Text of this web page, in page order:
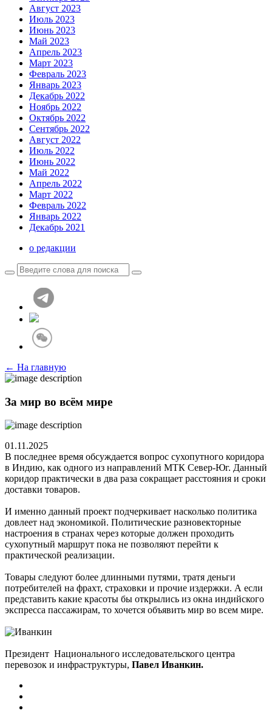
Август 2023
Июль 2023
Июнь 2023
Май 2023
Апрель 2023
Март 2023
Февраль 2023
Январь 2023
Декабрь 2022
Ноябрь 2022
Октябрь 2022
Сентябрь 2022
Август 2022
Июль 2022
Июнь 2022
Май 2022
Апрель 2022
Март 2022
Февраль 2022
Январь 2022
Декабрь 2021
о редакции
← На главную
За мир во всём мире
01.11.2025
В последнее время обсуждается вопрос сухопутного коридора
в Индию, как одного из направлений МТК Север-Юг. Данный
коридор практически в два раза сокращает расстояния и сроки
доставки товаров.
И именно данный проект подчеркивает насколько политика
довлеет над экономикой. Политические разновекторные
настроения в странах через которые должен проходить
сухопутный маршрут пока не позволяют перейти к
практической реализации.
Товары следуют более длинными путями, тратя деньги
потребителей на фрахт, страховки и прочие издержки. А если
представить какие красоты бы открылись из окна индийского
экспресса пассажирам, то хочется объявить мир во всем мире.
Президент Национального исследовательского центра
перевозок и инфраструктуры, Павел Иванкин.